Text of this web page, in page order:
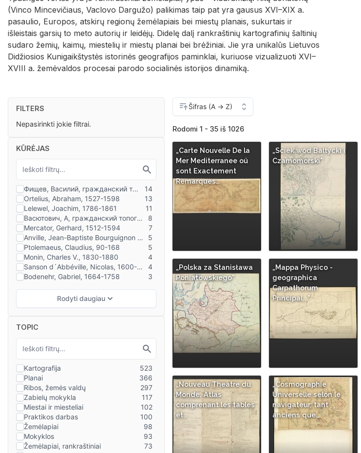
(Vinco Mincevičiaus, Vaclovo Dargužo) palikimas taip pat yra gausus XVI–XIX a.
pasaulio, Europos, atskirų regionų žemėlapiais bei miestų planais, sukurtais ir
išleistais garsių to meto autorių ir leidėjų. Didelę dalį rankraštinių kartografinių šaltinių
sudaro žemių, kaimų, miestelių ir miestų planai bei brėžiniai. Jie yra unikalūs Lietuvos
Didžiosios Kunigaikštystės istorinės geografijos paminklai, kuriuose vizualizuoti XVI–
XVIII a. žemėvaldos procesai parodo socialinės istorijos dinamiką.
FILTERS
Nepasirinkti jokie filtrai.
KŪRĖJAS
TOPIC
Rodomi 1 - 35 iš 1026
„Carte Nouvelle De la
Mer Mediterranee oú
sont Exactement
Remarques…
„Sciek wód Baltycki i
Czarnomorski"
„Polska za Stanisława
Poniatowskiego"
„Mappa Physico -
geographica
Carpathorum
Principal..."
„Nouveau Theatre du
Monde. Atlas
comprenant les tables
et…
„Cosmographie
Universelle selon le
navigateur, tant
anciens que…